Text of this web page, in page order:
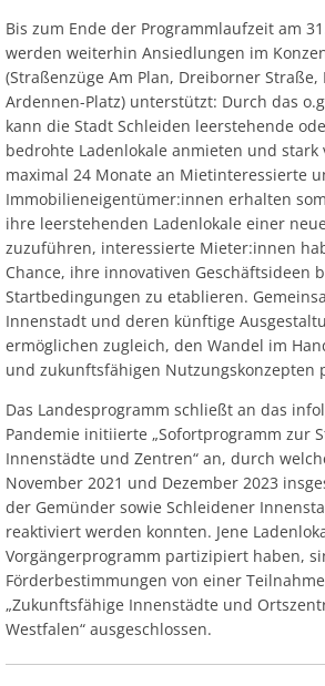
Bis zum Ende der Programmlaufzeit am
werden weiterhin Ansiedlungen im
(Straßenzüge Am Plan, Dreiborner
Ardennen-Platz) unterstützt: Durch das
kann die Stadt Schleiden leerstehende
bedrohte Ladenlokale anmieten und
maximal 24 Monate an Mietinteressierte
Immobilieneigentümer:innen erhalten
ihre leerstehenden Ladenlokale einer
zuzuführen, interessierte Mieter:innen
Chance, ihre innovativen Geschäftsideen
Startbedingungen zu etablieren.
Innenstadt und deren künftige
ermöglichen zugleich, den Wandel im
und zukunftsfähigen Nutzungskonzepten
Das Landesprogramm schließt an das
Pandemie initiierte „Sofortprogramm zur
Innenstädte und Zentren“ an, durch
November 2021 und Dezember 2023
der Gemünder sowie Schleidener
reaktiviert werden konnten. Jene
Vorgängerprogramm partizipiert haben,
Förderbestimmungen von einer
„Zukunftsfähige Innenstädte und
Westfalen“ ausgeschlossen.